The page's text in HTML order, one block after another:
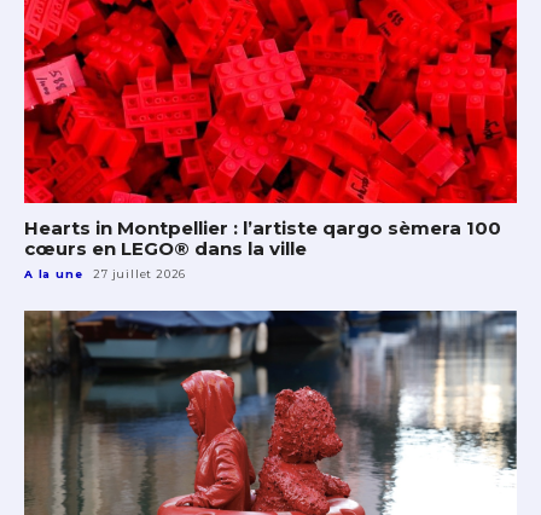
Hearts in Montpellier : l’artiste qargo sèmera 100
cœurs en LEGO® dans la ville
A la une 27 juillet 2026